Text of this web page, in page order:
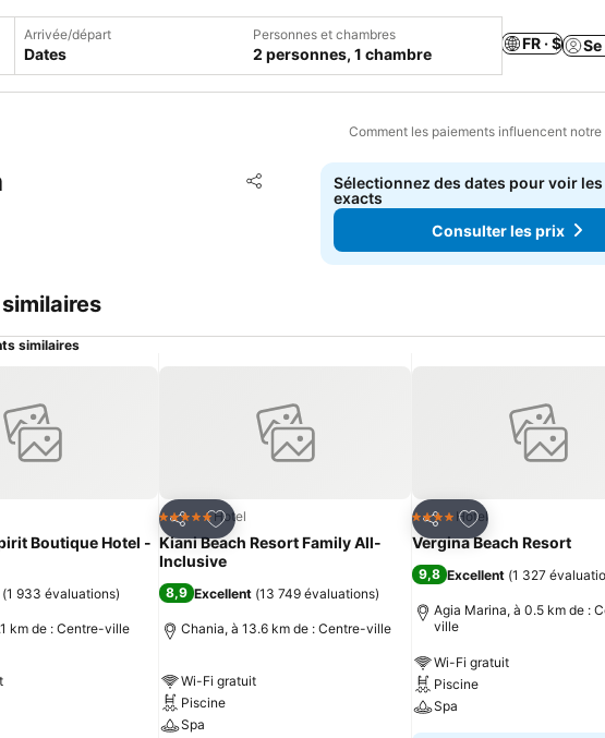
Arrivée/départ
Dates
Personnes et chambres
2 personnes, 1 chambre
FR · $
Comment les paiements influencent
Partager
Ajouter à mes favoris
Sélectionnez des dates pour voir
exacts
Consulter les prix
similaires
à mes favoris
Boutique Hotel -
(1 933 évaluations)
km de : Centre-ville
Partager
Ajouter à mes favoris
5 Étoiles Hotel
Kiani Beach Resort Family All-
Inclusive
8,9 Excellent (13 749 évaluations)
Chania, à 13.6 km de : Centre-ville
Wi-Fi gratuit
Piscine
Spa
Partager
Ajouter à mes
4 ÉtoilesHotel
Vergina Beach Resort
9,8 Excellent (1 327
Agia Marina, à 0.5 km de :
ville
Wi-Fi gratuit
Piscine
Spa